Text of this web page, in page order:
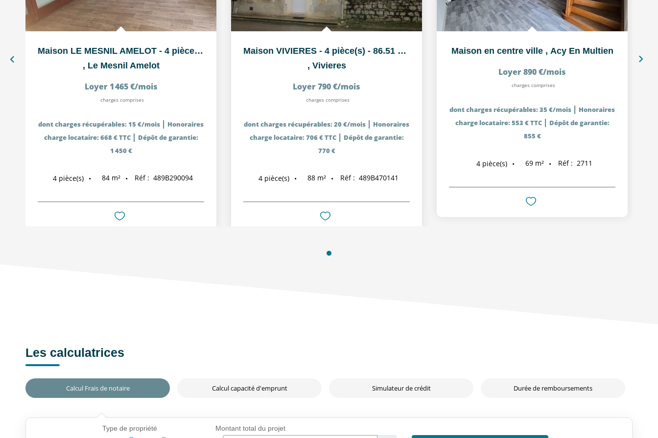
Maison LE MESNIL AMELOT - 4 pièce(s) - 83.55 m2
, Le Mesnil Amelot
Loyer 1 465 €/mois
charges comprises
dont charges récupérables: 15 €/mois | Honoraires
charge locataire: 668 € TTC | Dépôt de garantie:
1 450 €
4 pièce(s) 84 m² Réf : 489B290094
Maison VIVIERES - 4 pièce(s) - 86.51 m2
, Vivieres
Loyer 790 €/mois
charges comprises
dont charges récupérables: 20 €/mois | Honoraires
charge locataire: 706 € TTC | Dépôt de garantie:
770 €
4 pièce(s) 88 m² Réf : 489B470141
Maison en centre ville , Acy En Multien
Loyer 890 €/mois
charges comprises
dont charges récupérables: 35 €/mois | Honoraires
charge locataire: 553 € TTC | Dépôt de garantie:
855 €
4 pièce(s) 69 m² Réf : 2711
Les calculatrices
Calcul Frais de notaire Calcul capacité d'emprunt Simulateur de crédit Durée de remboursements